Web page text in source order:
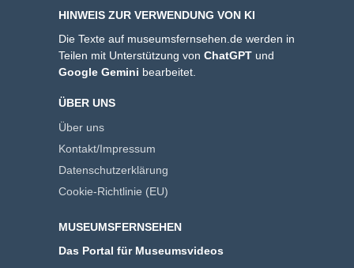
HINWEIS ZUR VERWENDUNG VON KI
Die Texte auf museumsfernsehen.de werden in
Teilen mit Unterstützung von ChatGPT und
Google Gemini bearbeitet.
ÜBER UNS
Über uns
Kontakt/Impressum
Datenschutzerklärung
Cookie-Richtlinie (EU)
MUSEUMSFERNSEHEN
Das Portal für Museumsvideos